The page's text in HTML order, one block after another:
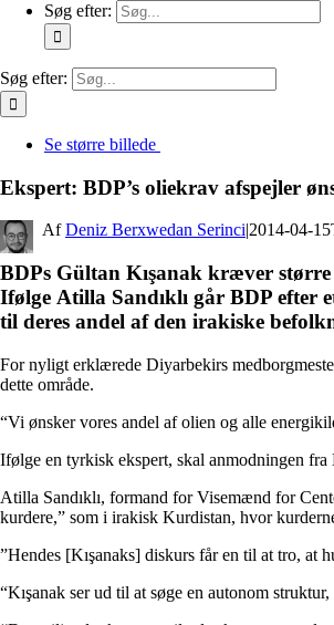
Søg efter:
Søg efter:
Se større billede
Ekspert: BDP’s oliekrav afspejler
By Deniz Berxwedan Serinci|2014-04-
BDPs Gültan Kışanak kræver
Ifølge Atilla Sandıklı går BDP
til deres andel af den irakiske
For nyligt erklærede Diyarbekirs
dette område.
“Vi ønsker vores andel af olien og alle
Ifølge en tyrkisk ekspert, skal anmodningen fra
Atilla Sandıklı, formand for Visemænd for
kurdere,” som i irakisk Kurdistan, hvor
”Hendes [Kışanaks] diskurs får en til at tro, at
“Kışanak ser ud til at søge en autonom